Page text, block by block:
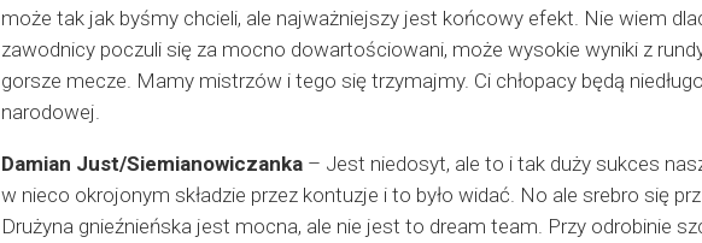
może tak jak byśmy chcieli, ale najważniejszy jest końcowy efekt. Nie wiem
zawodnicy poczuli się za mocno dowartościowani, może wysokie wyniki z
gorsze mecze. Mamy mistrzów i tego się trzymajmy. Ci chłopacy będą
narodowej.
Damian Just/Siemianowiczanka– Jest niedosyt, ale to i tak duży sukces
w nieco okrojonym składzie przez kontuzje i to było widać. No ale srebro się
Drużyna gnieźnieńska jest mocna, ale nie jest to dream team. Przy odrobinie